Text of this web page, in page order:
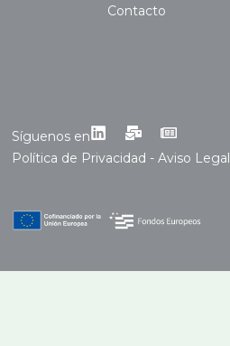
Contacto
Síguenos en
Política de Privacidad -Aviso Legal